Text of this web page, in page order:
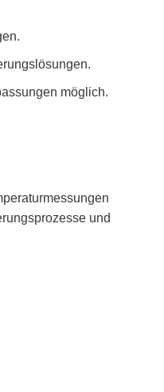
möglich.
und